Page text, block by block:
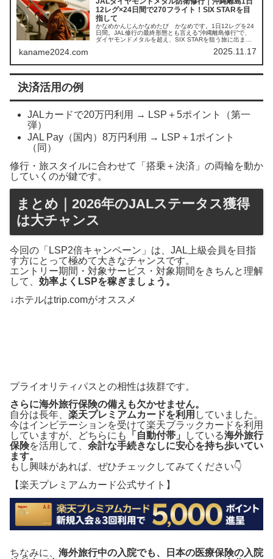
12レグ×24日間で270フライト！SIX STARを目
指して
かなめかんじんかなめたび かなめです。1日12レグを24
日間。JAL修行の最終形態とも言える“沖縄離島修行”で、
ダイヤモンドメタルを超え、SIX STARを狙う旅に出ま
kaname2024.com 2025.11.17
決済活用の例
JALカードで20万円利用 → LSP＋5ポイント（第一
弾）
JAL Pay（国内）8万円利用 → LSP＋1ポイント
（同）
修行・旅スタイルに合わせて「搭乗＋決済」の両輪を動か
していくのが鍵です。
まとめ｜2026年のJALステータス獲得
は大チャンス
今回の「LSP2倍キャンペーン」は、JAL上級会員を目指
す方にとって極めて大きなチャンスです。
エントリー期間・対象サービス・対象期間をきちんと理解
して、 効率よくLSPを稼ぎましょう。
↓ホテルはtrip.comがオススメ
プライオリティパスとの相性は抜群です。
さらに海外旅行保険の備えも欠かせません。
自分は長年、 楽天プレミアムカードを利用 していました。
今はインビテーションを受けて楽天ブラックカードを利用
していますが、どちらにも
「自動付帯」 している海外旅行
保険を活用して、 余計な手続きなしに安心を持ち歩いてい
ます。
もし興味があれば、ぜひチェックしてみてください👇
【楽天プレミアムカード公式サイト】
ちなみに、 海外旅行中の入院でも、日本の医療保険の入院